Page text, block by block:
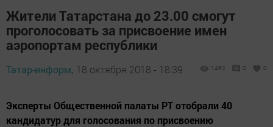
Жители Татарстана до 23.00 смогут
проголосовать за присвоение имен
аэропортам республики
Татар-информ, 18 октября 2018 - 18:39 1462 0 0
Эксперты Общественной палаты РТ отобрали 40
кандидатур для голосования по присвоению